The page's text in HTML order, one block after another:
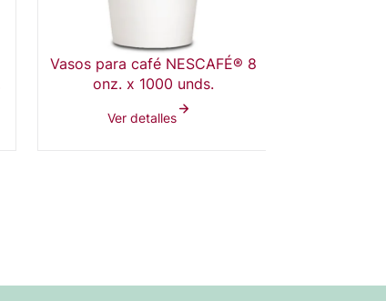
Vasos para café NESCAFÉ® 8
onz. x 1000 unds.
Ver detalles